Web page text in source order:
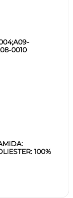
0010
100%